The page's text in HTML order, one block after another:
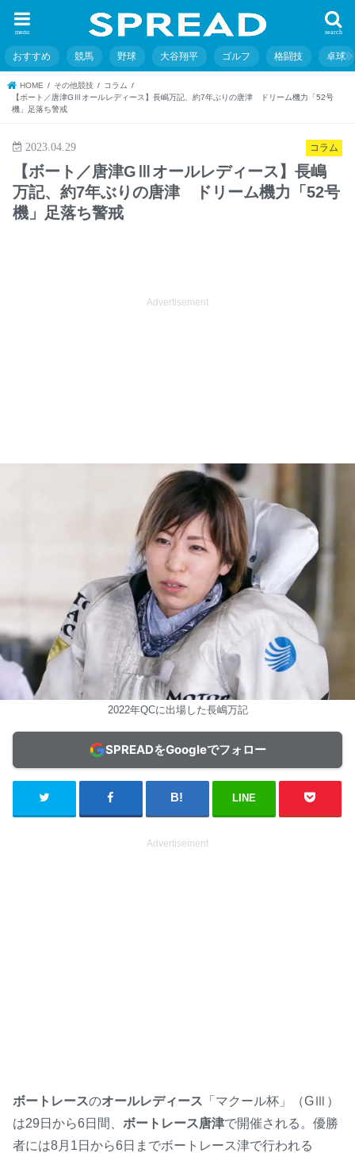
search
menu
おすすめ 競馬 野球 大谷翔平 ゴルフ 格闘技 卓球
HOME その他競技
コラム
【ボート／唐津GⅢオールレディース】長嶋万記、約7年ぶりの唐津 ドリーム機力「52号
機」足落ち警戒
コラム
2023.04.29
【ボート／唐津GⅢオールレディース】長嶋
万記、約7年ぶりの唐津 ドリーム機力「52号
機」足落ち警戒
Advertisement
2022年QCに出場した長嶋万記
SPREADをGoogleでフォロー
LINE
Advertisement
ボートレースのオールレディース 「マクール杯」（GⅢ）
は29日から6日間、ボートレース唐津で開催される。優勝
者には8月1日から6日までボートレース津で行われる